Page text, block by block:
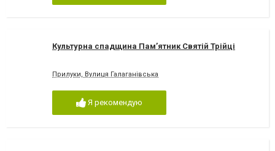
Культурна спадщина Пам’ятник Святій Трійці
Прилуки, Вулиця Галаганівська
Я рекомендую